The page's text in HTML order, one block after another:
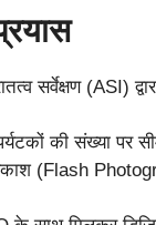
सर्वेक्षण (ASI)
की संख्या पर
(Flash